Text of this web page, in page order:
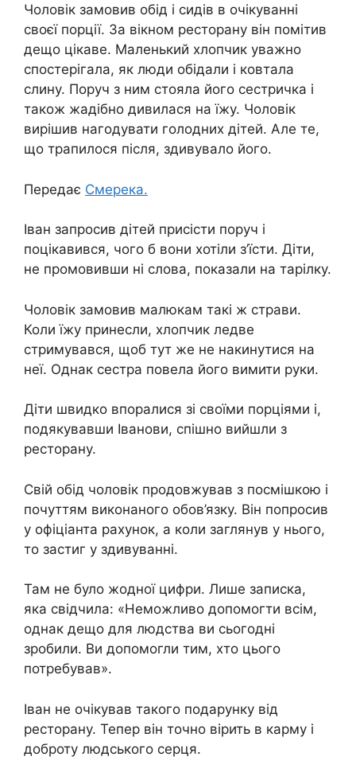
Чоловік замовив обід і сидів в очікуванні
своєї порції. За вікном ресторану він помітив
дещо цікаве. Маленький хлопчик уважно
спостерігала, як люди обідали і ковтала
слину. Поруч з ним стояла його сестричка і
також жадібно дивилася на їжу. Чоловік
вирішив нагодувати голодних дітей. Але те,
що трапилося після, здивувало його.
Передає Смерека.
Іван запросив дітей присісти поруч і
поцікавився, чого б вони хотіли з’їсти. Діти,
не промовивши ні слова, показали на тарілку.
Чоловік замовив малюкам такі ж страви.
Коли їжу принесли, хлопчик ледве
стримувався, щоб тут же не накинутися на
неї. Однак сестра повела його вимити руки.
Діти швидко впоралися зі своїми порціями і,
подякувавши Іванови, спішно вийшли з
ресторану.
Свій обід чоловік продовжував з посмішкою і
почуттям виконаного обов’язку. Він попросив
у офіціанта рахунок, а коли заглянув у нього,
то застиг у здивуванні.
Там не було жодної цифри. Лише записка,
яка свідчила: «Неможливо допомогти всім,
однак дещо для людства ви сьогодні
зробили. Ви допомогли тим, хто цього
потребував».
Іван не очікував такого подарунку від
ресторану. Тепер він точно вірить в карму і
доброту людського серця.